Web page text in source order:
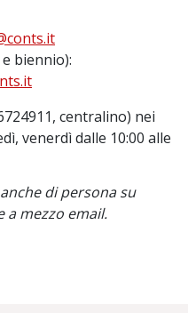
biennio):
centralino) nei
venerdì dalle 10:00 alle
di persona su
mezzo email.